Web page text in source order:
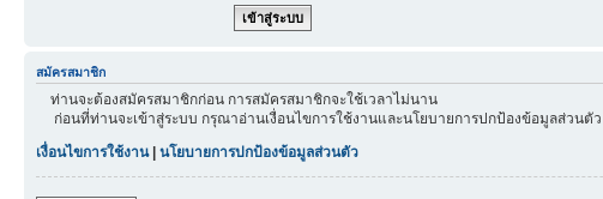
สมัครสมาชิก
ท่านจะต้องสมัครสมาชิกก่อน การสมัครสมาชิกจะใช้เวลาไม่นาน
ก่อนที่ท่านจะเข้าสู่ระบบ กรุณาอ่านเงื่อนไขการใช้งานและนโยบายการปกป้องข้อมูลส่วนตั
เงื่อนไขการใช้งาน| นโยบายการปกป้องข้อมูลส่วนตัว